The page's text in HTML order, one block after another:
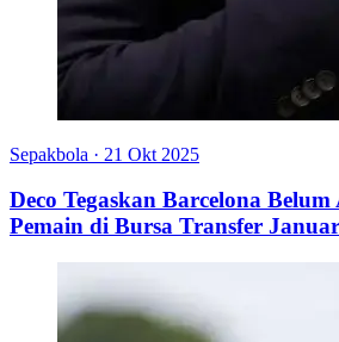
Sepakbola · 21 Okt 2025
Deco Tegaskan Barcelona
Pemain di Bursa Transfer